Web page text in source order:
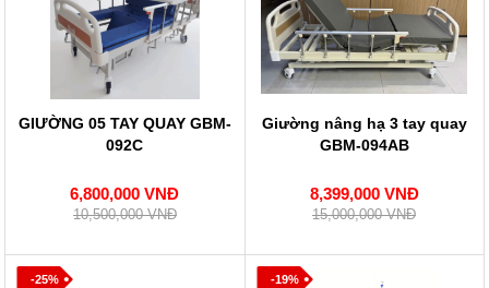
GIƯỜNG 05 TAY QUAY GBM-
092C
6,800,000 VNĐ
10,500,000 VNĐ
Giường nâng hạ 3 tay quay
GBM-094AB
8,399,000 VNĐ
15,000,000 VNĐ
-25% -19%